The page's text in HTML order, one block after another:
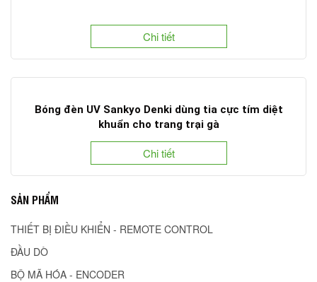
Chi tiết
Bóng đèn UV Sankyo Denki dùng tia cực tím diệt
khuẩn cho trang trại gà
Chi tiết
SẢN PHẨM
THIẾT BỊ ĐIỀU KHIỂN - REMOTE CONTROL
ĐẦU DÒ
BỘ MÃ HÓA - ENCODER